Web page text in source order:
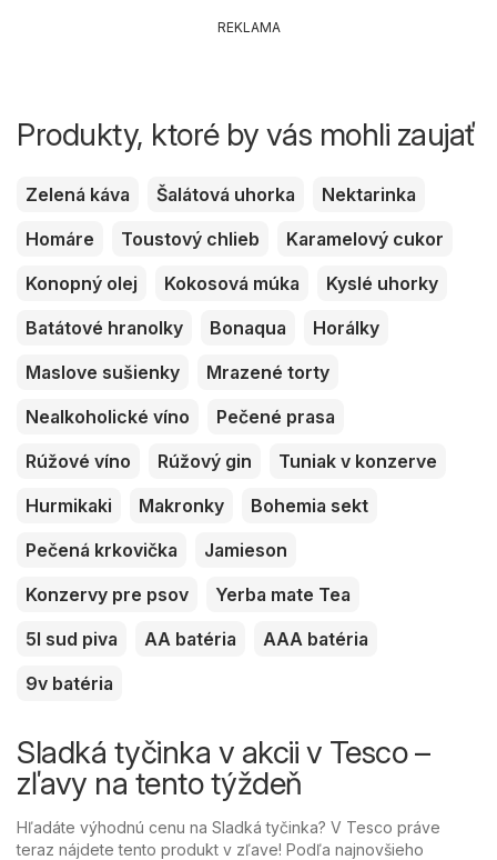
REKLAMA
Produkty, ktoré by vás mohli zaujať
Zelená káva Šalátová uhorka
Nektarinka
Homáre
Toustový chlieb
Karamelový cukor
Konopný olej
Kokosová múka
Kyslé uhorky
Batátové hranolky
Bonaqua
Horálky
Maslove sušienky
Mrazené torty
Nealkoholické víno
Pečené prasa
Rúžové víno
Rúžový gin
Tuniak v konzerve
Hurmikaki
Makronky
Bohemia sekt
Pečená krkovička
Jamieson
Konzervy pre psov
Yerba mate Tea
5l sud piva
AA batéria
AAA batéria
9v batéria
Sladká tyčinka v akcii v Tesco –
zľavy na tento týždeň
Hľadáte výhodnú cenu na Sladká tyčinka? V Tesco práve
teraz nájdete tento produkt v zľave! Podľa najnovšieho